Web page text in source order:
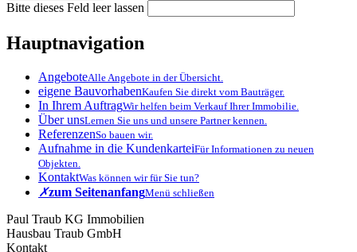
Bitte dieses Feld leer lassen
Hauptnavigation
AngeboteAlle Angebote in der Übersicht.
eigene BauvorhabenKaufen Sie direkt vom Bauträger.
In Ihrem AuftragWir helfen beim Verkauf Ihrer Immobilie.
Über unsLernen Sie uns und unsere Partner kennen.
ReferenzenSo bauen wir.
Aufnahme in die KundenkarteiFür Informationen zu neuen
Objekten.
KontaktWas können wir für Sie tun?
✗zum SeitenanfangMenü schließen
Paul Traub KG Immobilien
Hausbau Traub GmbH
Kontakt